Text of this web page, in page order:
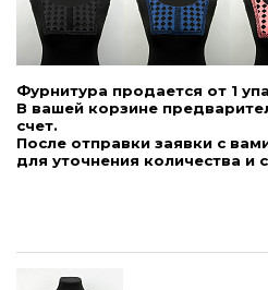
Фурнитура продается от 1
В вашей корзине
счет.
После отправки заявки с
для уточнения количества и